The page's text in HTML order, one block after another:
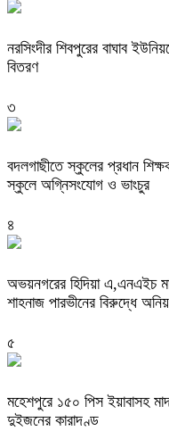
নরসিংদীর শিবপুরের বাঘাব
বিতরণ
৩
বদলগাছীতে স্কুলের প্রধান
স্কুলে অগ্নিসংযোগ ও ভাংচুর
৪
অভয়নগরের হিদিয়া এ,এনএইচ
শাহনাজ পারভীনের বিরুদ্ধে
৫
মহেশপুরে ১৫০ পিস ইয়াবাসহ
দুইজনের কারাদণ্ড